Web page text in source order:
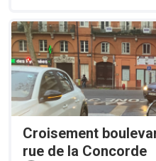
Croisement
rue de la Concorde